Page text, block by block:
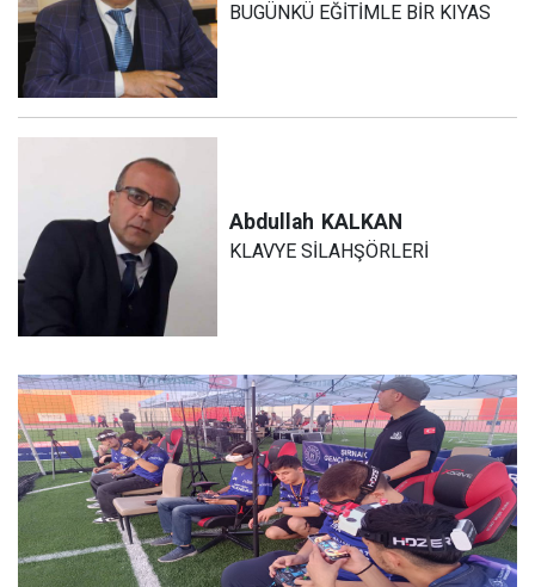
BUGÜNKÜ EĞİTİMLE BİR KIYAS
Abdullah KALKAN
KLAVYE SİLAHŞÖRLERİ